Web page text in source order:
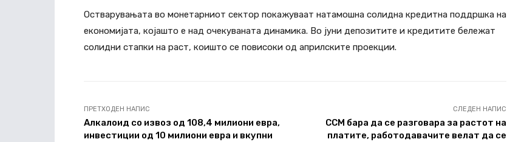
Остварувањата во монетарниот сектор покажуваат натамошна солидна кредитна поддршка на
економијата, којашто е над очекуваната динамика. Во јуни депозитите и кредитите бележат
солидни стапки на раст, коишто се повисоки од априлските проекции.
ПРЕТХОДЕН НАПИС
Алкалоид со извоз од 108,4 милиони евра,
инвестиции од 10 милиони евра и вкупни
СЛЕДЕН НАПИС
ССМ бара да се разговара за растот на
платите, работодавачите велат да се